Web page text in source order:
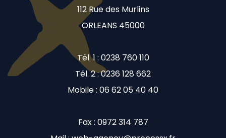
112 Rue des Murlins
ORLEANS 45000
Tél. 1 : 0238 760 110
Tél. 2 : 0236 128 662
Mobile : 06 62 05 40 40
Fax : 0972 314 787